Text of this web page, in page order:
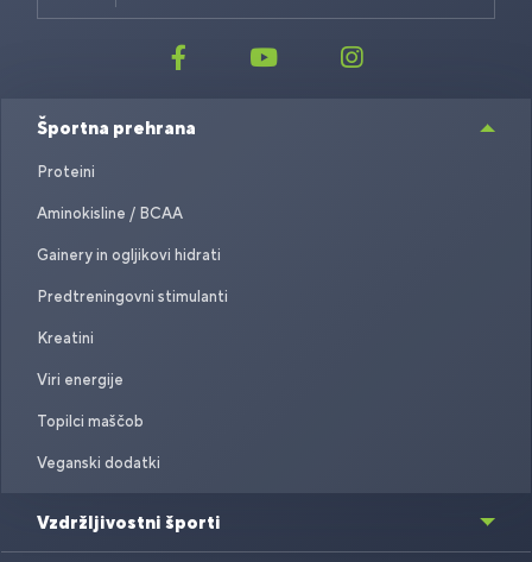
Športna prehrana
Proteini
Aminokisline / BCAA
Gainery in ogljikovi hidrati
Predtreningovni stimulanti
Kreatini
Viri energije
Topilci maščob
Veganski dodatki
Vzdržljivostni športi